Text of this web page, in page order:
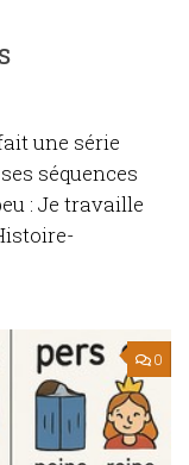
une série
séquences
: Je travaille
0